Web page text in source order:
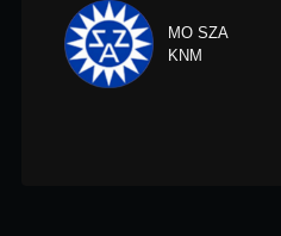
MO SZA
KNM